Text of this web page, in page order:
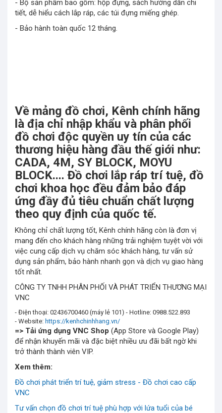
- Bộ sản phẩm bao gồm: hộp đựng, sách hướng dẫn chi
tiết, dễ hiểu cách lắp ráp, các túi đựng miếng ghép.
- Bảo hành toàn quốc 12 tháng.
Về mảng đồ chơi, Kênh chính hãng
là địa chỉ nhập khẩu và phân phối
đồ chơi độc quyền uy tín của các
thương hiệu hàng đầu thế giới như:
CADA, 4M, SY BLOCK, MOYU
BLOCK.... Đồ chơi lắp ráp trí tuệ, đồ
chơi khoa học đều đảm bảo đáp
ứng đầy đủ tiêu chuẩn chất lượng
theo quy định của quốc tế.
Không chỉ chất lượng tốt, Kênh chính hãng còn là đơn vị
mang đến cho khách hàng những trải nghiệm tuyệt vời với
việc cung cấp dịch vụ chăm sóc khách hàng, tư vấn sử
dụng sản phẩm, bảo hành nhanh gọn và dịch vụ giao hàng
tốt nhất.
CÔNG TY TNHH PHÂN PHỐI VÀ PHÁT TRIỂN THƯƠNG MẠI
VNC
- Điện thoại: 02436700460 (máy lẻ 101) - Hotline: 0988.522.893
- Website: https://kenhchinhhang.vn/
=> Tải ứng dụng VNC Shop (App Store và Google Play)
để nhận khuyến mãi và đặc biệt nhiều ưu đãi bất ngờ khi
trở thành thành viên VIP.
Xem thêm:
Đồ chơi phát triển trí tuệ, giảm stress - Đồ chơi cao cấp
VNC
Tư vấn chọn đồ chơi trí tuệ phù hợp với lứa tuổi của bé